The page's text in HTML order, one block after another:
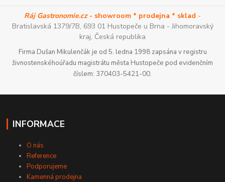
Ráj Gastronomie.cz- showroom * prodejna * sklad -
Bratislavská 1379/7B, 693 01 Hustopeče u Brna - Jihomoravský
kraj, Česká republika
Firma Dušan Mikulenčák je od 5. ledna 1998 zapsána v registru
živnostenskéhoúřadu magistrátu města Hustopeče pod evidenčním
číslem: 370403-5421-00.
INFORMACE
O nás
Reference
Podporujeme
Kamenná prodejna